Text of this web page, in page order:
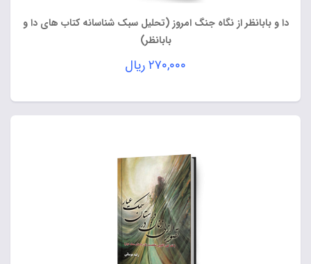
دا و بابانظر از نگاه جنگ امروز (تحلیل سبک شناسانه کتاب های دا و
بابانظر)
۲۷۰,۰۰۰ریال